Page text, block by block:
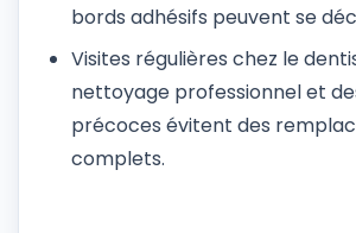
bords adhésifs peuvent se
Visites régulières chez le
nettoyage professionnel et
précoces évitent des
complets.